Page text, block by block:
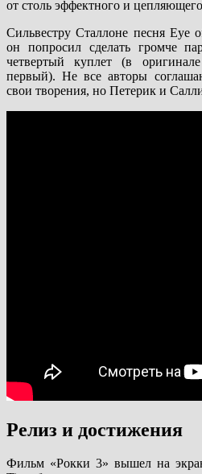
от столь эффектного и
Сильвестру Сталлоне песня Eye
он попросил сделать громче
четвертый куплет (в
первый). Не все авторы
свои творения, но Петерик и
Релиз и достижения
Фильм «Рокки 3» вышел на